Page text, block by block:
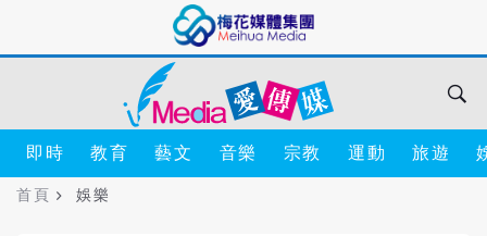
即時 教育 藝文 音樂 宗教 運動 旅遊
首頁 娛樂